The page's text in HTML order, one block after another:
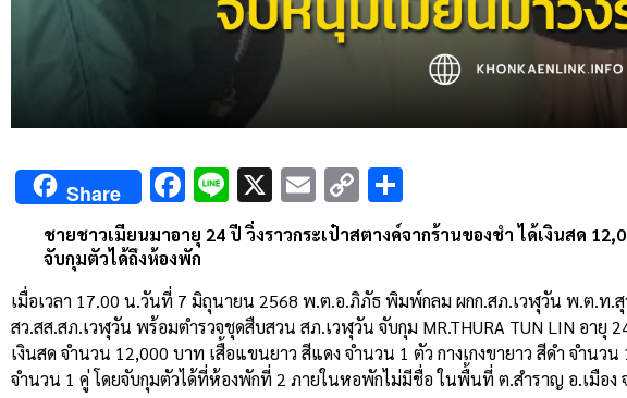
Share Facebook
Line
X Email
Copy
Link
ชายชาวเมียนมาอายุ 24 ปี วิ่งราวกระเป๋าสตางค์จากร้านของชำ ได้เงินสด
จับกุมตัวได้ถึงห้องพัก
เมื่อเวลา 17.00 น.วันที่ 7 มิถุนายน 2568 พ.ต.อ.ภิภัธ พิมพ์กลม ผกก.สภ.เวฬุวัน พ.ต.ท.
สว.สส.สภ.เวฬุวัน พร้อมตำรวจชุดสืบสวน สภ.เวฬุวัน จับกุม MR.THURA TUN LIN อา
เงินสด จำนวน 12,000 บาท เสื้อแขนยาว สีแดง จำนวน 1 ตัว กางเกงขายาว สีดำ จำนว
จำนวน 1 คู่ โดยจับกุมตัวได้ที่ห้องพักที่ 2 ภายในหอพักไม่มีชื่อ ในพื้นที่ ต.สำราญ อ.เมือง